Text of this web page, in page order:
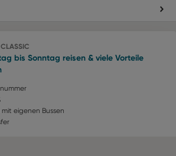
bis Sonntag reisen & viele Vorteile
eigenen Bussen